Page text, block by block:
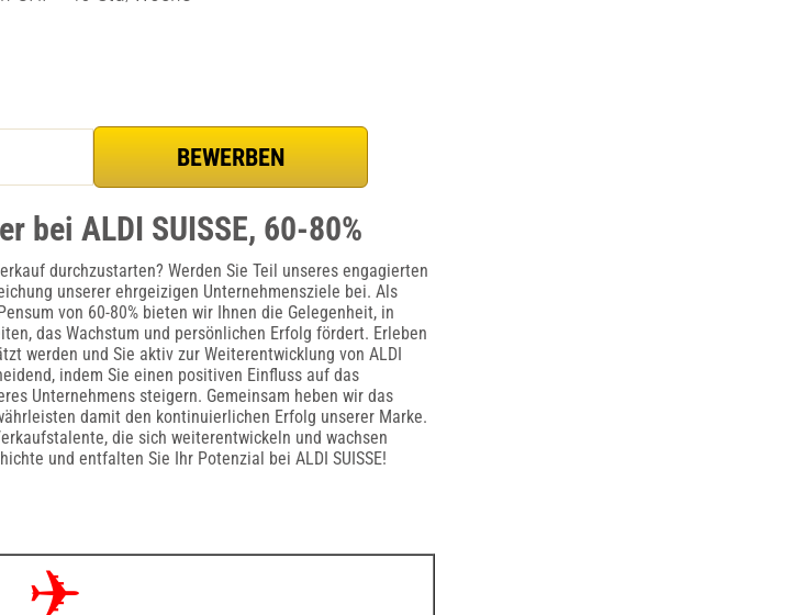
bei ALDI SUISSE, 60-80%
durchzustarten? Werden Sie Teil unseres engagierten
unserer ehrgeizigen Unternehmensziele bei. Als
von 60-80% bieten wir Ihnen die Gelegenheit, in
das Wachstum und persönlichen Erfolg fördert. Erleben
werden und Sie aktiv zur Weiterentwicklung von ALDI
indem Sie einen positiven Einfluss auf das
Unternehmens steigern. Gemeinsam heben wir das
damit den kontinuierlichen Erfolg unserer Marke.
die sich weiterentwickeln und wachsen
und entfalten Sie Ihr Potenzial bei ALDI SUISSE!